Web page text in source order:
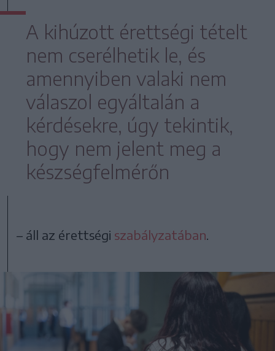
A kihúzott érettségi tételt
nem cserélhetik le, és
amennyiben valaki nem
válaszol egyáltalán a
kérdésekre, úgy tekintik,
hogy nem jelent meg a
készségfelmérőn
– áll az érettségi szabályzatában